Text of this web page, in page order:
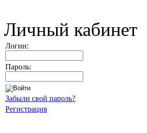
Личный кабинет
Логин:
Пароль:
Забыли свой пароль?
Регистрация